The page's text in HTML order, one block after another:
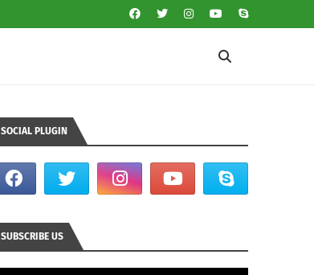
SOCIAL PLUGIN
SUBSCRIBE US